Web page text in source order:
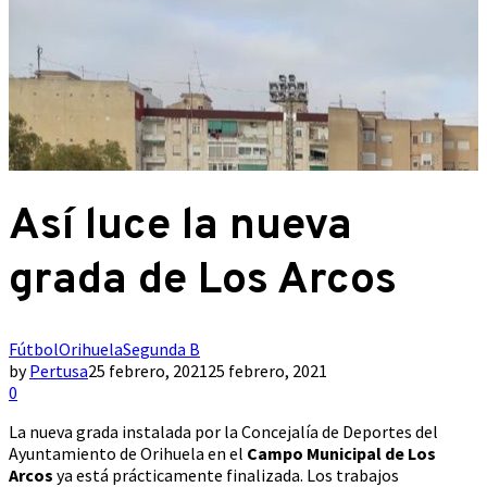
Así luce la nueva
grada de Los Arcos
FútbolOrihuelaSegunda B
byPertusa25 febrero, 202125 febrero, 2021
0
La nueva grada instalada por la Concejalía de Deportes del
Ayuntamiento de Orihuela en el Campo Municipal de Los
Arcos ya está prácticamente finalizada. Los trabajos